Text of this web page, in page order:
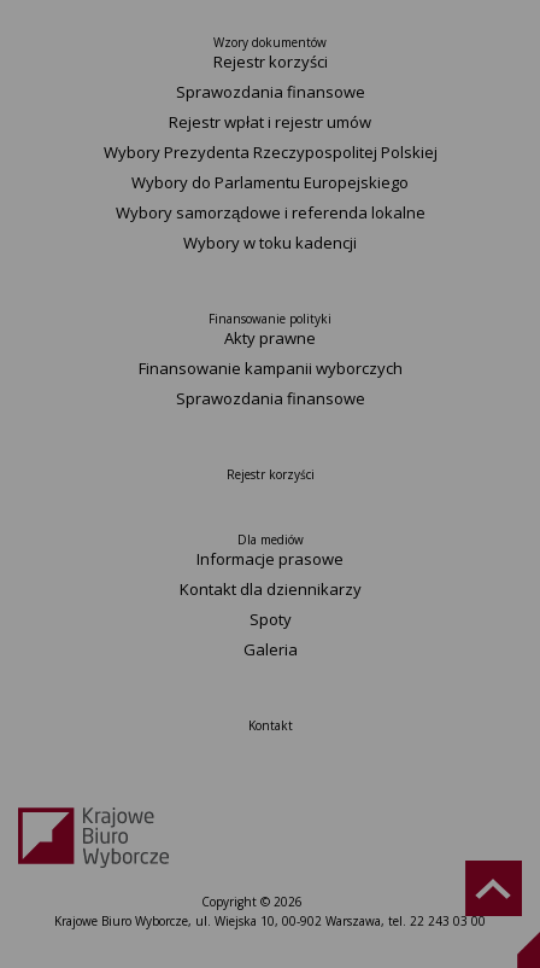
Wzory dokumentów
Rejestr korzyści
Sprawozdania finansowe
Rejestr wpłat i rejestr umów
Wybory Prezydenta Rzeczypospolitej Polskiej
Wybory do Parlamentu Europejskiego
Wybory samorządowe i referenda lokalne
Wybory w toku kadencji
Finansowanie polityki
Akty prawne
Finansowanie kampanii wyborczych
Sprawozdania finansowe
Rejestr korzyści
Dla mediów
Informacje prasowe
Kontakt dla dziennikarzy
Spoty
Galeria
Kontakt
Copyright © 2026
Krajowe Biuro Wyborcze, ul. Wiejska 10, 00-902 Warszawa, tel. 22 243 03 00